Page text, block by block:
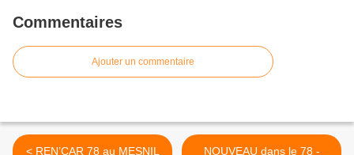
Commentaires
Ajouter un commentaire
< REN’CAR 78 au MESNIL
NOUVEAU dans le 78 -